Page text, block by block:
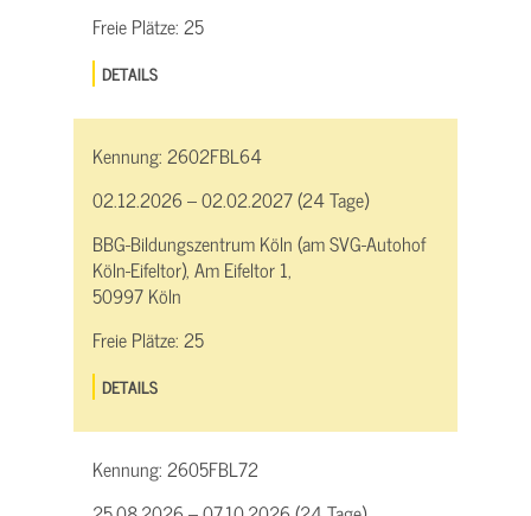
Freie Plätze:25
DETAILS
Kennung:2602FBL64
02.12.2026 – 02.02.2027 (24 Tage)
BBG-Bildungszentrum Köln (am SVG-Autohof
Köln-Eifeltor), Am Eifeltor 1,
50997 Köln
Freie Plätze:25
DETAILS
Kennung:2605FBL72